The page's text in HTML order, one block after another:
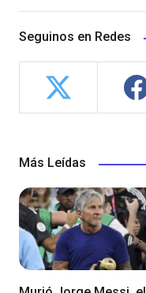
Seguinos en Redes
Más Leídas